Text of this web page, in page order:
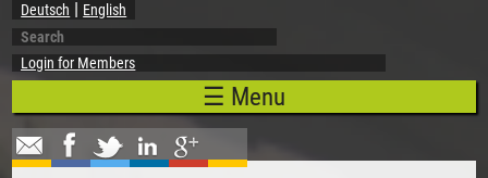
Deutsch English
Search form
Search
Login for Members
☰ Menu